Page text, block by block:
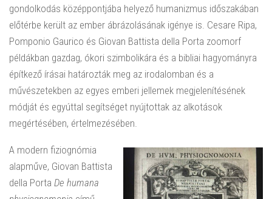
gondolkodás középpontjába helyező humanizmus időszakában
előtérbe került az ember ábrázolásának igénye is. Cesare Ripa,
Pomponio Gaurico és Giovan Battista della Porta zoomorf
példákban gazdag, ókori szimbolikára és a bibliai hagyományra
építkező írásai határozták meg az irodalomban és a
művészetekben az egyes emberi jellemek megjelenítésének
módját és egyúttal segítséget nyújtottak az alkotások
megértésében, értelmezésében.
A modern fiziognómia
alapműve, Giovan Battista
della Porta De humana